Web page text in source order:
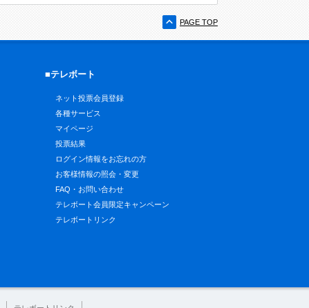
PAGE TOP
■テレボート
ネット投票会員登録
各種サービス
マイページ
投票結果
ログイン情報をお忘れの方
お客様情報の照会・変更
FAQ・お問い合わせ
テレボート会員限定キャンペーン
テレボートリンク